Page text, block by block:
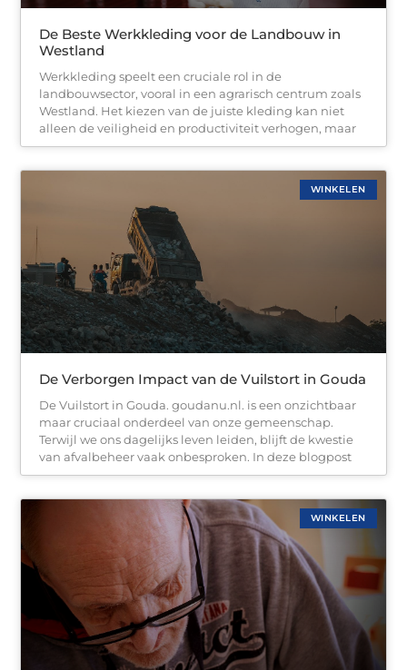
De Beste Werkkleding voor de Landbouw in
Westland
Werkkleding speelt een cruciale rol in de
landbouwsector, vooral in een agrarisch centrum zoals
Westland. Het kiezen van de juiste kleding kan niet
alleen de veiligheid en productiviteit verhogen, maar
WINKELEN
De Verborgen Impact van de Vuilstort in Gouda
De Vuilstort in Gouda. goudanu.nl. is een onzichtbaar
maar cruciaal onderdeel van onze gemeenschap.
Terwijl we ons dagelijks leven leiden, blijft de kwestie
van afvalbeheer vaak onbesproken. In deze blogpost
WINKELEN